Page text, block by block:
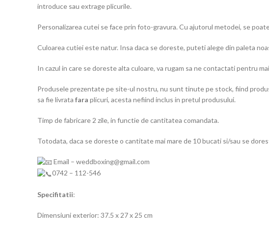
introduce sau extrage plicurile.
Personalizarea cutei se face prin foto-gravura. Cu ajutorul metodei, se
Culoarea cutiei este natur. Insa daca se doreste, puteti alege din paleta
In cazul in care se doreste alta culoare, va rugam sa ne contactati pentru
Produsele prezentate pe site-ul nostru, nu sunt tinute pe stock, fiind
sa fie livrata fara plicuri, acesta nefiind inclus in pretul produsului.
Timp de fabricare 2 zile, in functie de cantitatea comandata.
Totodata, daca se doreste o cantitate mai mare de 10 bucati si/sau se
Email – weddboxing@gmail.com
0742 – 112-546
Specifitatii:
Dimensiuni exterior: 37.5 x 27 x 25 cm